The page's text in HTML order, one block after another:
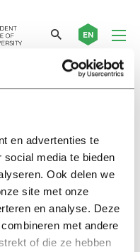
en advertenties te
media te bieden
Ook delen we
site met onze
en analyse. Deze
met andere
of die ze hebben
EN
reduce the
their lecturers?
2017